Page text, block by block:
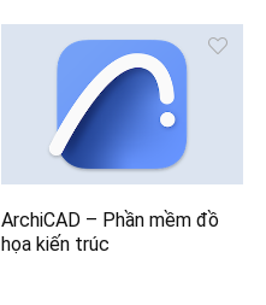
ArchiCAD – Phần mềm đồ
họa kiến trúc